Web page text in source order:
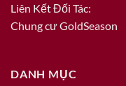
Liên Kết Đối Tác:
Chung cư GoldSeason
DANH MỤC